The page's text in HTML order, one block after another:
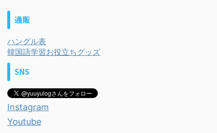
通販
ハングル表
韓国語学習お役立ちグッズ
SNS
Instagram
Youtube